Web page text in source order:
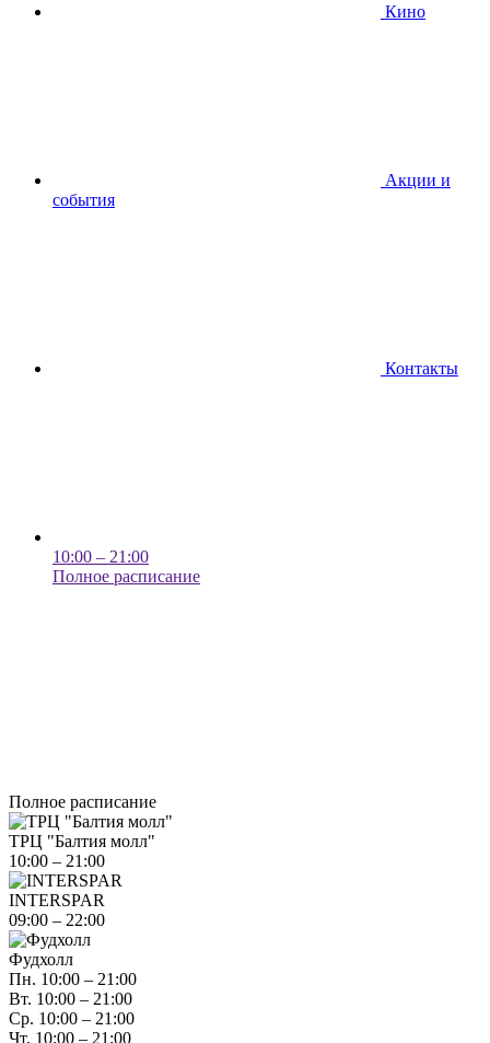
Кино
Акции и
события
Контакты
10:00 – 21:00
Полное расписание
Полное расписание
ТРЦ "Балтия молл"
10:00 – 21:00
INTERSPAR
09:00 – 22:00
Фудхолл
Пн. 10:00 – 21:00
Вт. 10:00 – 21:00
Ср. 10:00 – 21:00
Чт. 10:00 – 21:00